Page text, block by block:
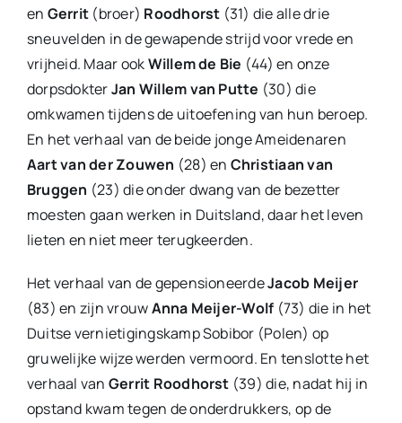
en Gerrit (broer) Roodhorst (31) die alle drie
sneuvelden in de gewapende strijd voor vrede en
vrijheid. Maar ookWillem de Bie (44) en onze
dorpsdokterJan Willem van Putte (30) die
omkwamen tijdens de uitoefening van hun beroep.
En het verhaal van de beide jonge Ameidenaren
Aart van der Zouwen (28) en Christiaan van
Bruggen (23) die onder dwang van de bezetter
moesten gaan werken in Duitsland, daar het leven
lieten en niet meer terugkeerden.
Het verhaal van de gepensioneerdeJacob Meijer
(83) en zijn vrouwAnna Meijer-Wolf (73) die in het
Duitse vernietigingskamp Sobibor (Polen) op
gruwelijke wijze werden vermoord. En tenslotte het
verhaal van Gerrit Roodhorst (39) die, nadat hij in
opstand kwam tegen de onderdrukkers, op de